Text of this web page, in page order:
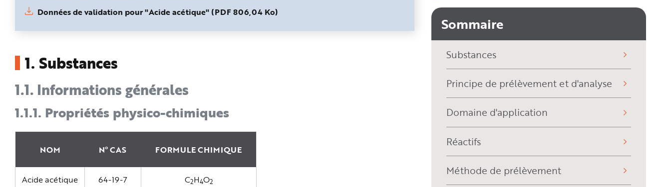
Données de validation pour "Acide acétique" (PDF 806,04 Ko)
1. Substances
1.1. Informations générales
1.1.1. Propriétés physico-chimiques
NOM N° CAS FORMULE CHIMIQUE
Acide acétique 64-19-7 C2H4O2
Sommaire
Substances
Principe de prélèvement et d'analyse
Domaine d'application
Réactifs
Méthode de prélèvement